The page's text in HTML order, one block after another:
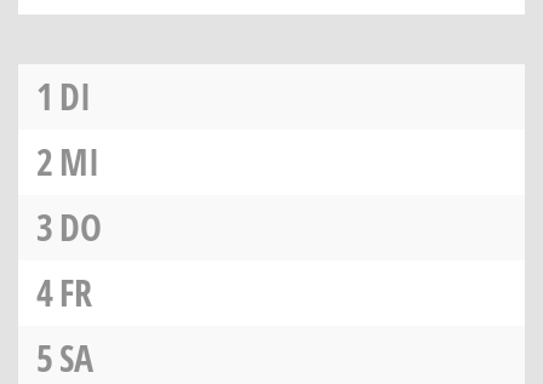
1 DI
2MI
3DO
4FR
5SA